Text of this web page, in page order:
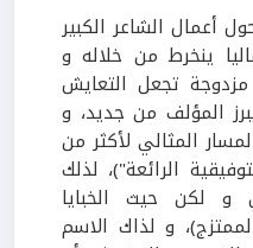
أعمال الشاعر الكبير
ينخرط من خلاله و
تجعل التعايش
المؤلف من جديد، و
المثالي لأكثر من
الرائعة")، لذلك
و لكن حيث الخبايا
و لذاك الاسم